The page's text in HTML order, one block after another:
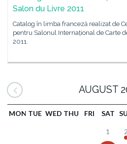
Salon du Livre 2011
Catalog în limba franceză realizat de
pentru Salonul Internațional de Carte
2011.
AUGUST
MON TUE WED THU FRI SAT
1 2